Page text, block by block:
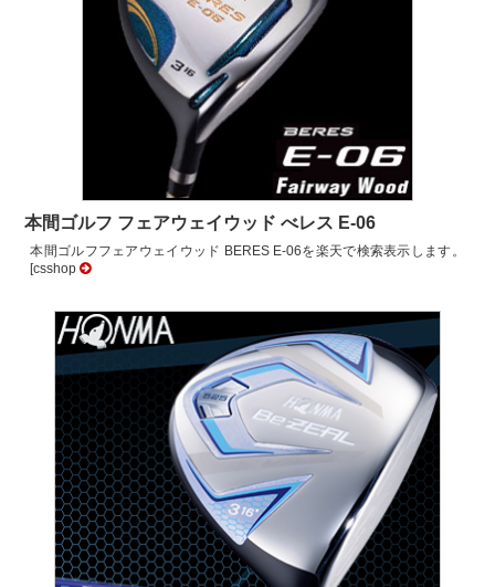
本間ゴルフ フェアウェイウッド べレス E-06
本間ゴルフフェアウェイウッド BERES E-06を楽天で検索表示します。
[csshop